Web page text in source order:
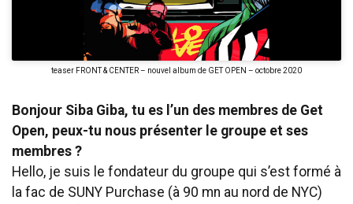
teaser FRONT & CENTER – nouvel album de GET OPEN – octobre 2020
Bonjour Siba Giba, tu es l’un des membres de Get
Open, peux-tu nous présenter le groupe et ses
membres ?
Hello, je suis le fondateur du groupe qui s’est formé à
la fac de SUNY Purchase (à 90 mn au nord de NYC)